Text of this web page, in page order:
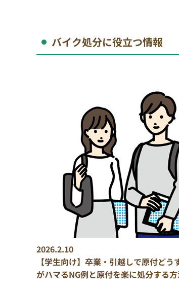
バイク処分に役立つ情報
2026.2.10
【学生向け】卒業・引越しで原付どう
がハマるNG例と原付を楽に処分する